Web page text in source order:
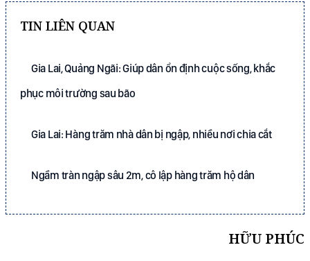
TIN LIÊN QUAN
Gia Lai, Quảng Ngãi: Giúp dân ổn định cuộc sống, khắc
phục môi trường sau bão
Gia Lai: Hàng trăm nhà dân bị ngập, nhiều nơi chia cắt
Ngầm tràn ngập sâu 2m, cô lập hàng trăm hộ dân
HỮU PHÚC